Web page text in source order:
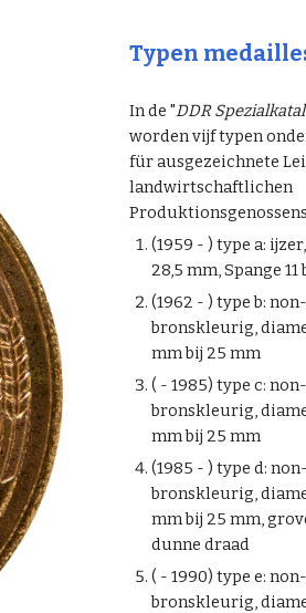
Typen
In de "DDR
worden vijf typen
für ausgezeichnete
landwirtschaftlichen
(1959 - ) type a:
28,5 mm, Spange 11
(1962 - ) type b:
bronskleurig,
mm bij 25 mm
( - 1985) type c:
bronskleurig,
mm bij 25 mm
(1985 - ) type d:
bronskleurig,
mm bij 25 mm,
dunne draad
( - 1990) type e:
bronskleurig,